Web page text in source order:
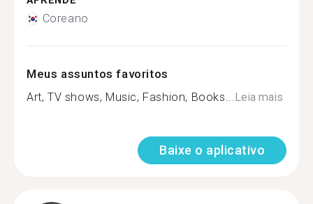
Coreano
Meus assuntos favoritos
Art, TV shows, Music, Fashion, Books...Leia mais
Baixe o aplicativo